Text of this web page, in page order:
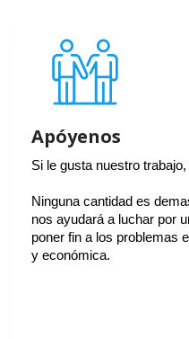
Apóyenos
Si le gusta nuestro
Ninguna cantidad es
nos ayudará a luchar por
poner fin a los problemas
y económica.